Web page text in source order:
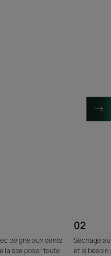
peigne aux dents
laisse poser toute
02
Séchage
et si besoin